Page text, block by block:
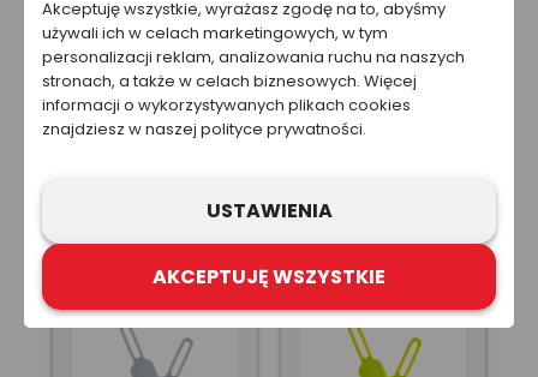
Akceptuję wszystkie, wyrażasz zgodę na to, abyśmy
używali ich w celach marketingowych, w tym
personalizacji reklam, analizowania ruchu na naszych
stronach, a także w celach biznesowych. Więcej
informacji o wykorzystywanych plikach cookies
znajdziesz w naszej polityce prywatności.
USTAWIENIA
AKCEPTUJĘ WSZYSTKIE